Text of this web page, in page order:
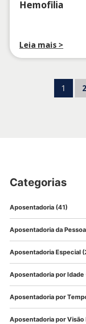
Hemofilia
Leia mais >
1 2
Categorias
Aposentadoria (41)
Aposentadoria da
Aposentadoria Especial
Aposentadoria por Idade
Aposentadoria por
Aposentadoria por